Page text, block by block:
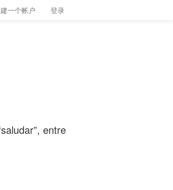
一个帐户 登录
entre